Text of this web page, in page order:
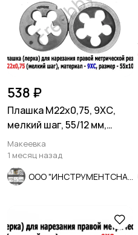
538 ₽
Плашка М22х0,75, 9ХС,
мелкий шаг, 55/12 мм,
ГОСТ 7740-71, СССР.
Макеевка
1 месяц назад